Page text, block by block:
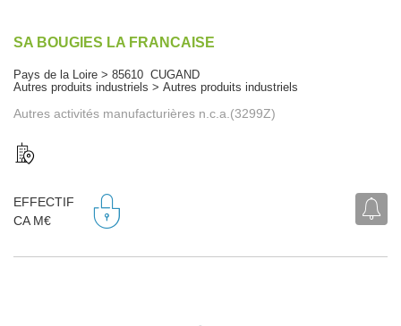
SA BOUGIES LA FRANCAISE
Pays de la Loire > 85610 CUGAND
Autres produits industriels > Autres produits industriels
Autres activités manufacturières n.c.a.(3299Z)
EFFECTIF
CA M€